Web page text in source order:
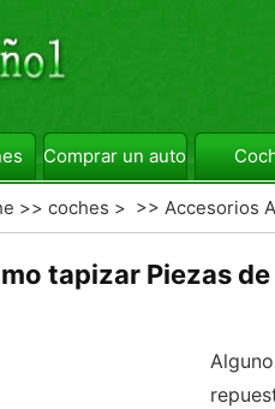
Comprar un automóvil
>> coches > >> Accesorios
tapizar Piezas